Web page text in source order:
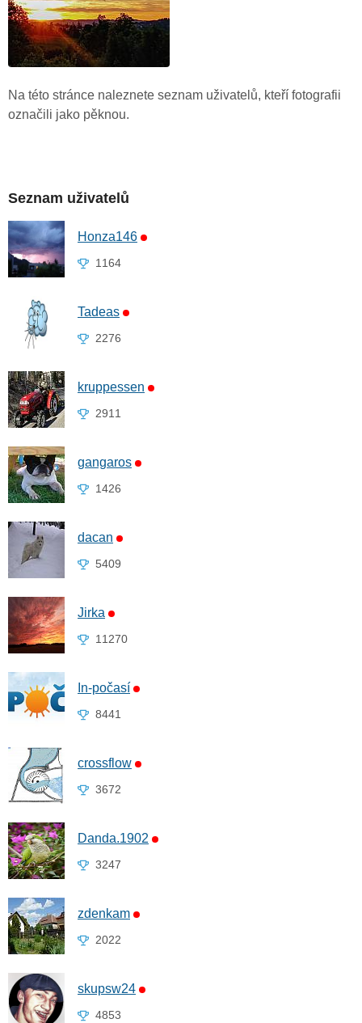
Na této stránce naleznete seznam uživatelů, kteří fotografii
označili jako pěknou.
Seznam uživatelů
Honza146
1164
Tadeas
2276
kruppessen
2911
gangaros
1426
dacan
5409
Jirka
11270
In-počasí
8441
crossflow
3672
Danda.1902
3247
zdenkam
2022
skupsw24
4853